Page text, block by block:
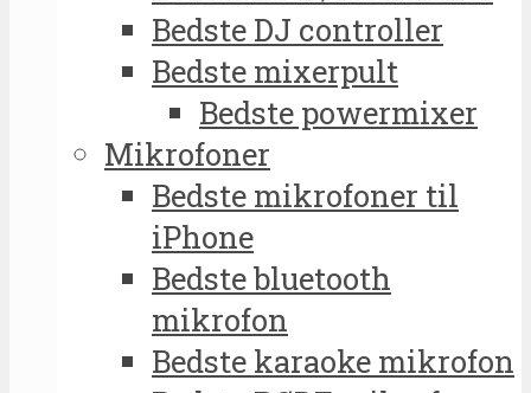
Bedste DJ controller
Bedste mixerpult
Bedste powermixer
Mikrofoner
Bedste mikrofoner til
iPhone
Bedste bluetooth
mikrofon
Bedste karaoke mikrofon